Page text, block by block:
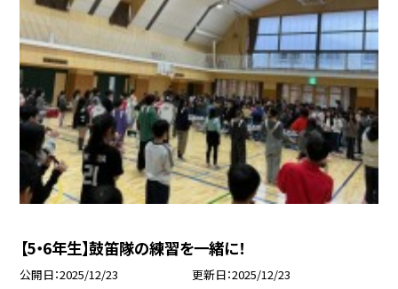
【5・6年生】鼓笛隊の練習を一緒に！
公開日 2025/12/23 更新日 2025/12/23